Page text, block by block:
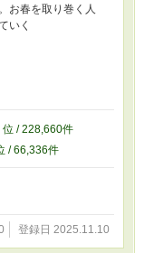
お春を取り巻く人
いく
位 / 228,660件
/ 66,336件
登録日 2025.11.10